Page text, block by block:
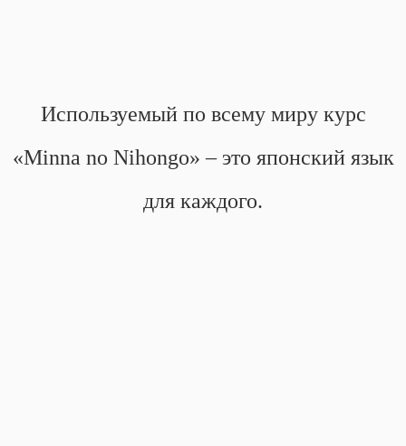
Используемый по всему миру курс
«Minna no Nihongo» – это японский язык
для каждого.